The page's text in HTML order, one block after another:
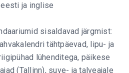
ja inglise
sisaldavad järgmist:
tähtpäevad, lipu- ja
lühenditega, päikese
(Tallinn), suve- ja talveajale